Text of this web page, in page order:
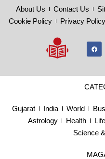
About Us Contact Us
Cookie Policy
Privacy Policy
Gujarat India World
Astrology
Health
Science